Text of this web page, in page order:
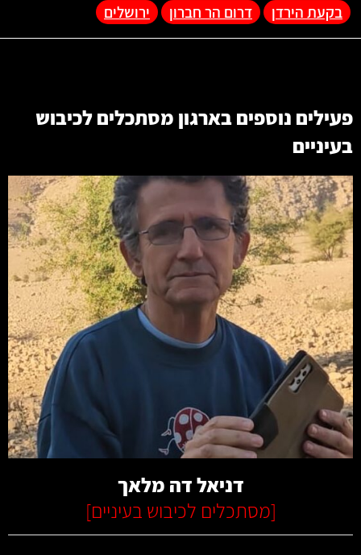
בקעת הירדן דרום הר חברון ירושלים
פעילים נוספים בארגון מסתכלים לכיבוש
בעיניים
קרא עוד
דניאל דה מלאך
[מסתכלים לכיבוש בעיניים]